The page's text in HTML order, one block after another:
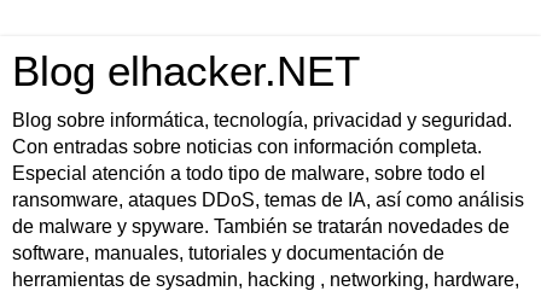
Blog elhacker.NET
Blog sobre informática, tecnología, privacidad y seguridad.
Con entradas sobre noticias con información completa.
Especial atención a todo tipo de malware, sobre todo el
ransomware, ataques DDoS, temas de IA, así como análisis
de malware y spyware. También se tratarán novedades de
software, manuales, tutoriales y documentación de
herramientas de sysadmin, hacking , networking, hardware,